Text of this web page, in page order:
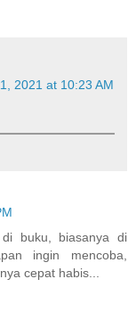
2021 at 10:23 AM
buku, biasanya di
ingin mencoba,
cepat habis...